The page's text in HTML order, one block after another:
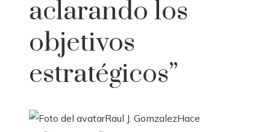
aclarando los
objetivos
estratégicos”
Raul J. GomzalezHace